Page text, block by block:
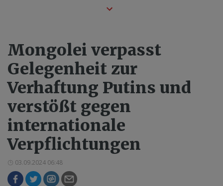
Mongolei verpasst
Gelegenheit zur
Verhaftung Putins und
verstößt gegen
internationale
Verpflichtungen
03.09.2024 06:48